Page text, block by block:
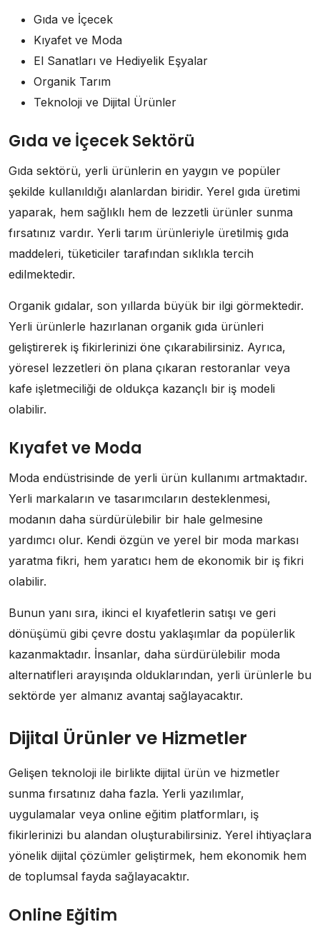
Gıda ve İçecek
Kıyafet ve Moda
El Sanatları ve Hediyelik Eşyalar
Organik Tarım
Teknoloji ve Dijital Ürünler
Gıda ve İçecek Sektörü
Gıda sektörü, yerli ürünlerin en yaygın ve popüler
şekilde kullanıldığı alanlardan biridir. Yerel gıda üretimi
yaparak, hem sağlıklı hem de lezzetli ürünler sunma
fırsatınız vardır. Yerli tarım ürünleriyle üretilmiş gıda
maddeleri, tüketiciler tarafından sıklıkla tercih
edilmektedir.
Organik gıdalar, son yıllarda büyük bir ilgi görmektedir.
Yerli ürünlerle hazırlanan organik gıda ürünleri
geliştirerek iş fikirlerinizi öne çıkarabilirsiniz. Ayrıca,
yöresel lezzetleri ön plana çıkaran restoranlar veya
kafe işletmeciliği de oldukça kazançlı bir iş modeli
olabilir.
Kıyafet ve Moda
Moda endüstrisinde de yerli ürün kullanımı artmaktadır.
Yerli markaların ve tasarımcıların desteklenmesi,
modanın daha sürdürülebilir bir hale gelmesine
yardımcı olur. Kendi özgün ve yerel bir moda markası
yaratma fikri, hem yaratıcı hem de ekonomik bir iş fikri
olabilir.
Bunun yanı sıra, ikinci el kıyafetlerin satışı ve geri
dönüşümü gibi çevre dostu yaklaşımlar da popülerlik
kazanmaktadır. İnsanlar, daha sürdürülebilir moda
alternatifleri arayışında olduklarından, yerli ürünlerle bu
sektörde yer almanız avantaj sağlayacaktır.
Dijital Ürünler ve Hizmetler
Gelişen teknoloji ile birlikte dijital ürün ve hizmetler
sunma fırsatınız daha fazla. Yerli yazılımlar,
uygulamalar veya online eğitim platformları, iş
fikirlerinizi bu alandan oluşturabilirsiniz. Yerel ihtiyaçlara
yönelik dijital çözümler geliştirmek, hem ekonomik hem
de toplumsal fayda sağlayacaktır.
Online Eğitim